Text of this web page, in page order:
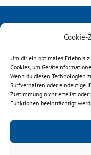
Cookie-
Um dir ein optimales Erlebnis
Cookies, um
Wenn du diesen Technologien
Surfverhalten oder eindeutige
Zustimmung nicht erteilst oder
Funktionen beeinträchtigt
Österreichischer
Mechelgasse 1/3
A-1030 Wien
office@oerv.at